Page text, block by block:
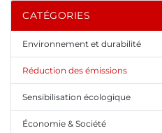
CATÉGORIES
Environnement et durabilité
Réduction des émissions
Sensibilisation écologique
Économie & Société